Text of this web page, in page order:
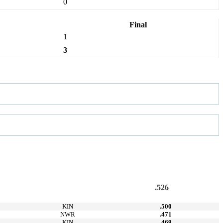
0
Final
1
3
.526
KIN
.500
NWR
.471